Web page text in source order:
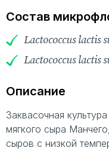
Каталог
О компании
Контакты
+7
Состав
Lactococcus lactis
Lactococcus lactis
Описание
Заквасочная
мягкого сыра
сыров с низкой